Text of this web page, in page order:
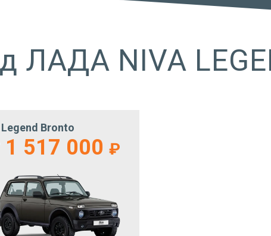
ЛАДА NIVA
Bronto
1 517 000 ₽